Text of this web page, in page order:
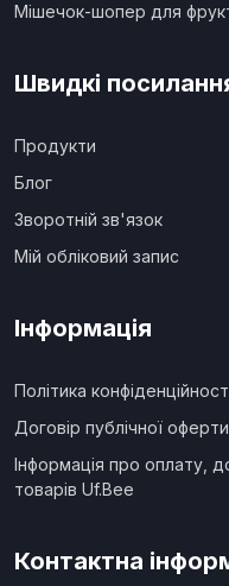
Мішечок-шопер для
Швидкі
Продукти
Блог
Зворотній зв'язок
Мій обліковий запис
Інформація
Політика
Договір публічної оферти
Інформація про оплату,
товарів Uf.Bee
Контактна